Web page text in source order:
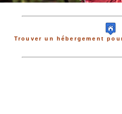
Trouver un hébergement